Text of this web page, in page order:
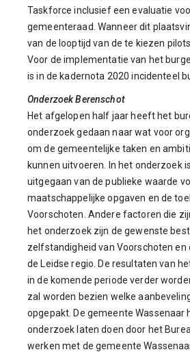
Taskforce inclusief een evaluatie
gemeenteraad. Wanneer dit
van de looptijd van de te kiezen pilots.
Voor de implementatie van het
is in de kadernota 2020 incidenteel
Onderzoek Berenschot
Het afgelopen half jaar heeft het
onderzoek gedaan naar wat voor
om de gemeentelijke taken en
kunnen uitvoeren. In het onderzoek
uitgegaan van de publieke waarde
maatschappelijke opgaven en de
Voorschoten. Andere factoren die
het onderzoek zijn de gewenste
zelfstandigheid van Voorschoten en
de Leidse regio. De resultaten van
in de komende periode verder
zal worden bezien welke
opgepakt. De gemeente Wassenaar
onderzoek laten doen door het
werken met de gemeente